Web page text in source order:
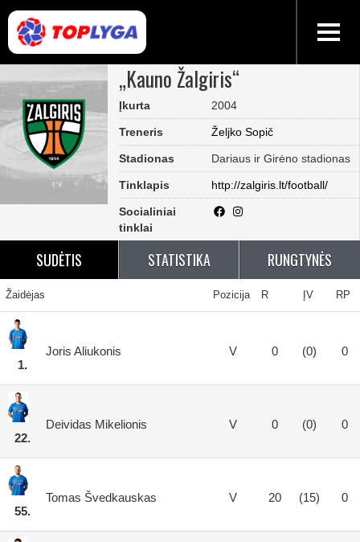
„Kauno Žalgiris“
Įkurta 2004
Treneris Željko Sopič
Stadionas Dariaus ir Girėno stadionas
Tinklapis http://zalgiris.lt/football/
Socialiniai
tinklai
SUDĖTIS STATISTIKA RUNGTYNĖS
Žaidėjas Pozicija R ĮV RP
1.
Joris Aliukonis V 0 (0) 0
22.
Deividas Mikelionis V 0 (0) 0
55.
Tomas Švedkauskas V 20 (15) 0